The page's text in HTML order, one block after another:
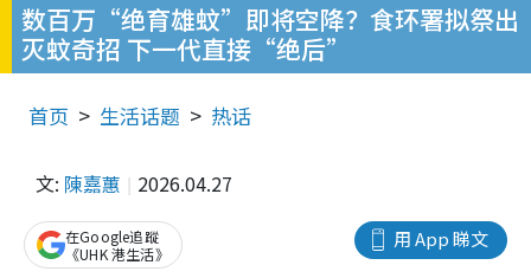
数百万“绝育雄蚊”即将空降？食环署拟祭出
灭蚊奇招 下一代直接“绝后”
首页 生活话题 热话
文: 陳嘉蕙 2026.04.27
用 App 睇文
在Google追蹤
《UHK 港生活》